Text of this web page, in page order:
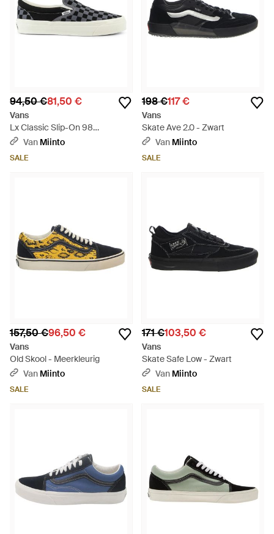
94,50 €81,50 €
Vans
Lx Classic Slip-On 98
Checkerboard - Zwart
Van Miinto
SALE
198 €117 €
Vans
Skate Ave 2.0 - Zwart
Van Miinto
SALE
157,50 €96,50 €
Vans
Old Skool - Meerkleurig
Van Miinto
SALE
171 €103,50 €
Vans
Skate Safe Low - Zwart
Van Miinto
SALE